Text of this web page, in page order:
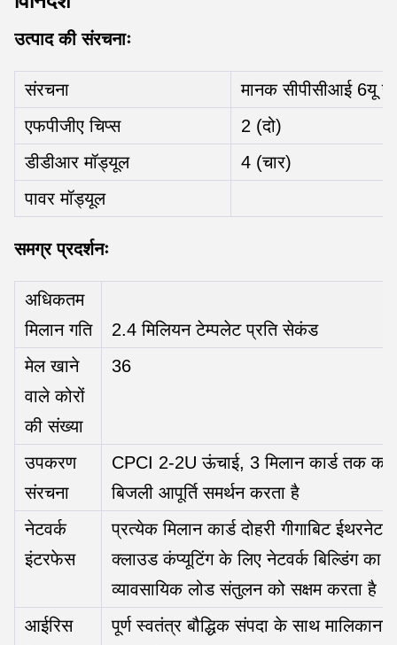
उत्पाद की संरचनाः
संरचना
मानक सीपीसीआई 6यू
एफपीजीए चिप्स
2 (दो)
डीडीआर मॉड्यूल
4 (चार)
पावर मॉड्यूल
समग्र प्रदर्शनः
अधिकतम
मिलान गति
2.4 मिलियन टेम्पलेट प्रति सेकंड
मेल खाने
वाले कोरों
की संख्या
36
उपकरण
संरचना
CPCI 2-2U ऊंचाई, 3 मिलान कार्ड तक का
बिजली आपूर्ति समर्थन करता है
नेटवर्क
इंटरफेस
प्रत्येक मिलान कार्ड दोहरी गीगाबिट
क्लाउड कंप्यूटिंग के लिए नेटवर्क बिल्डिंग का
व्यावसायिक लोड संतुलन को सक्षम करता है
आईरिस
पूर्ण स्वतंत्र बौद्धिक संपदा के साथ